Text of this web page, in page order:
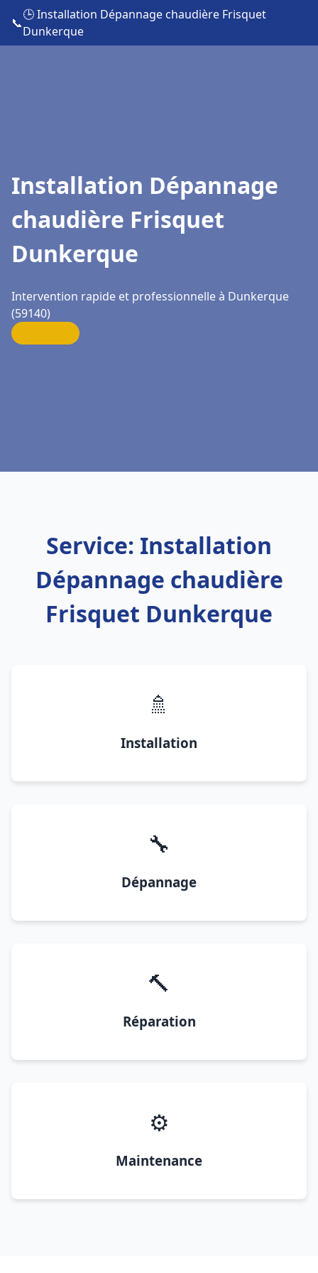
📞
🕒 Installation Dépannage chaudière Frisquet
Dunkerque
Installation Dépannage
chaudière Frisquet
Dunkerque
Intervention rapide et professionnelle à Dunkerque
(59140)
Service: Installation
Dépannage chaudière
Frisquet Dunkerque
🚿
Installation
🔧
Dépannage
🔨
Réparation
⚙️
Maintenance